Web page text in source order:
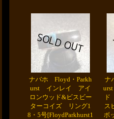
ナバホ Floyd・Parkh
urst インレイ アイ
ロンウッド&ビスビー
ターコイズ リング1
8・5号[FloydParkhurst1
ナ
ス
ボ